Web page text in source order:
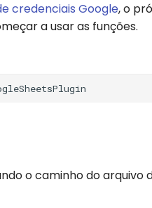
credenciais Google, o
a usar as funções.
o caminho do arquivo